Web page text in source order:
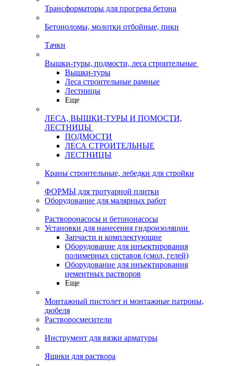
Трансформаторы для прогрева бетона
Бетоноломы, молотки отбойные, пики
Тачки
Вышки-туры, подмости, леса строительные
Вышки-туры
Леса строительные рамные
Лестницы
Еще
ЛЕСА, ВЫШКИ-ТУРЫ И ПОМОСТИ,
ЛЕСТНИЦЫ
ПОДМОСТИ
ЛЕСА СТРОИТЕЛЬНЫЕ
ЛЕСТНИЦЫ
Краны строительные, лебедки для стройки
ФОРМЫ для тротуарной плитки
Оборудование для малярных работ
Растворонасосы и бетононасосы
Установки для нанесения гидроизоляции
Запчасти и комплектующие
Оборудование для инъектирования
полимерных составов (смол, гелей)
Оборудование для инъектирования
цементных растворов
Еще
Монтажный пистолет и монтажные патроны,
дюбеля
Растворосмесители
Инструмент для вязки арматуры
Ящики для раствора